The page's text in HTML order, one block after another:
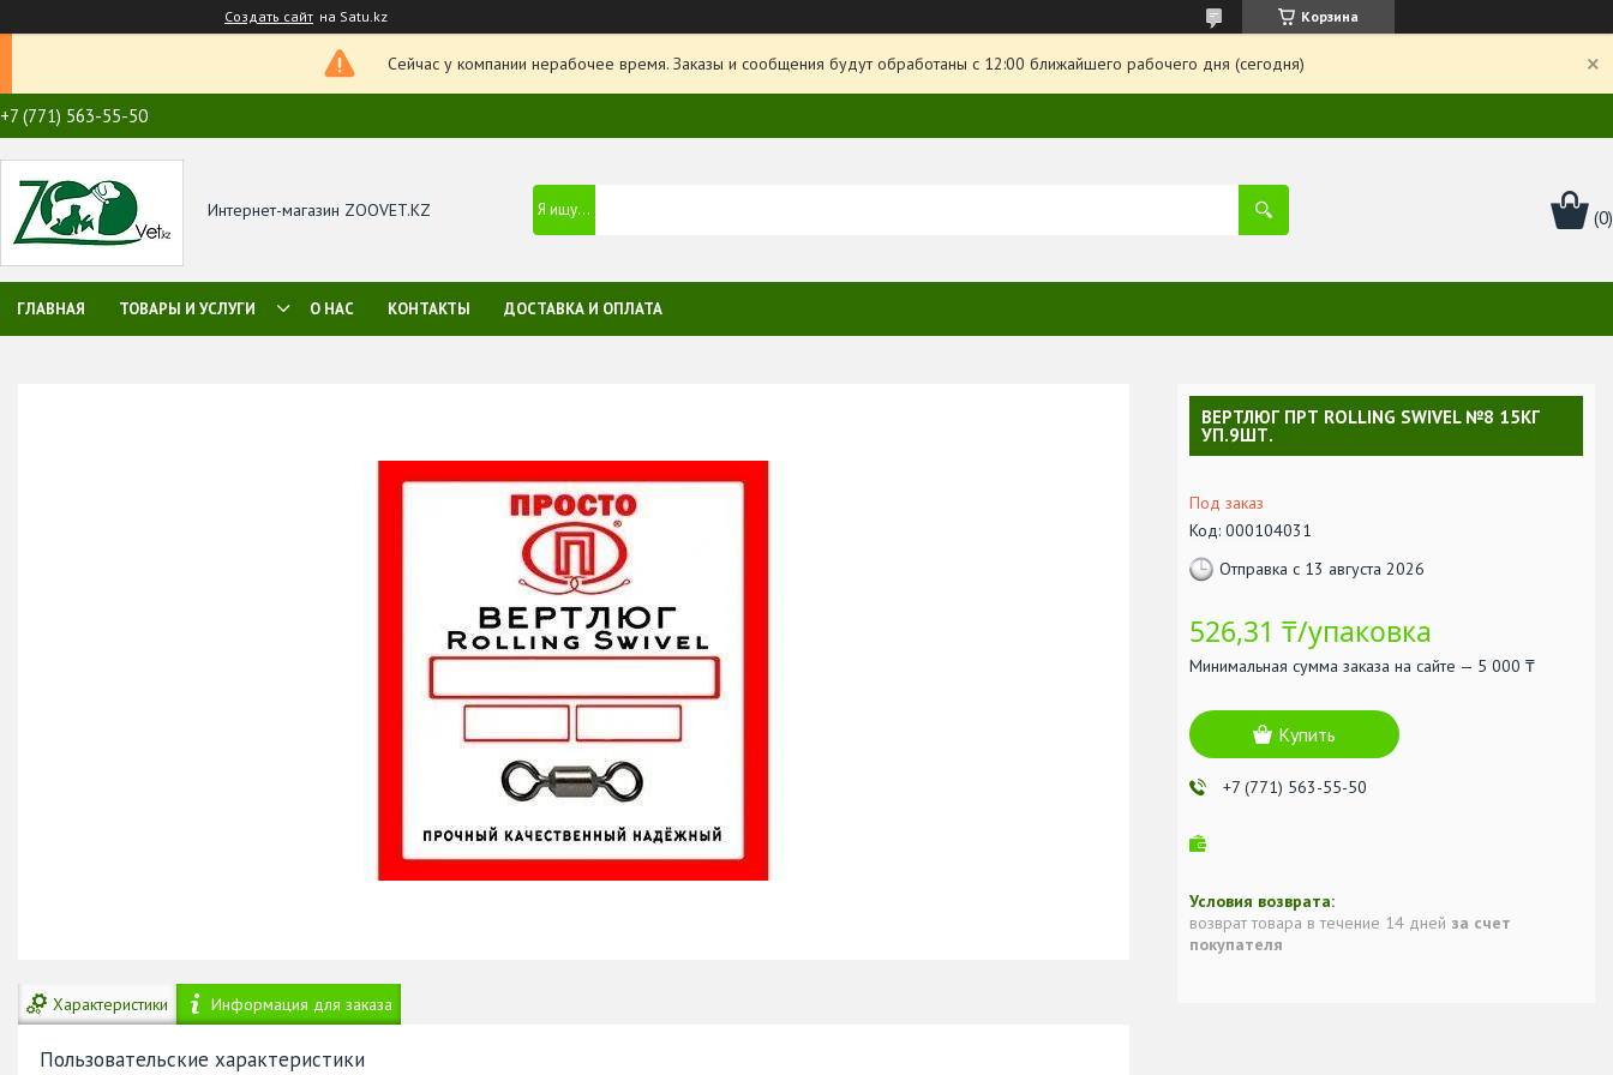
Создать сайт на Satu.kz Корзина
Сейчас у компании нерабочее время. Заказы и сообщения будут обработаны с 12:00 ближайшего рабочего дня (сегодня)
+7 (771) 563-55-50
Интернет-магазин ZOOVET.KZ
ГЛАВНАЯ ТОВАРЫ И УСЛУГИ О НАС КОНТАКТЫ ДОСТАВКА И ОПЛАТА
Характеристики Информация для заказа
Пользовательские характеристики
ВЕРТЛЮГ ПРТ ROLLING SWIVEL №8 15КГ
УП.9ШТ.
Под заказ
Код: 000104031
Отправка с 13 августа 2026
526,31 ₸/упаковка
Минимальная сумма заказа на сайте — 5 000 ₸
Купить
+7 (771) 563-55-50
возврат товара в течение 14 дней за счет
покупателя